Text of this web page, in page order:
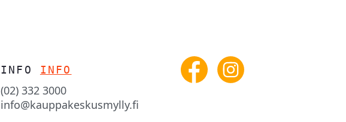
INFO INFO
(02) 332 3000
info@kauppakeskusmylly.fi